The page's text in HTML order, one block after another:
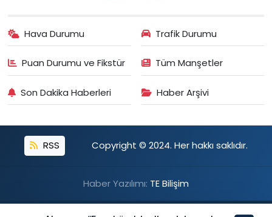
Hava Durumu Trafik Durumu
Puan Durumu ve Fikstür Tüm Manşetler
Son Dakika Haberleri Haber Arşivi
RSS Copyright © 2024. Her hakkı saklıdır.
Haber Yazılımı: TE Bilişim